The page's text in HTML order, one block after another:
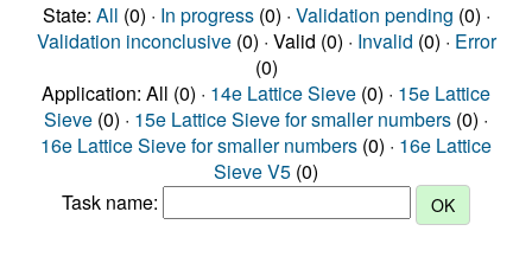
State: All (0) · In progress(0) · Validation pending (0) ·
Validation inconclusive(0) · Valid (0) · Invalid (0) · Error
(0)
Application: All (0) · 14e Lattice Sieve (0) · 15e Lattice
Sieve (0) · 15e Lattice Sieve for smaller numbers (0) ·
16e Lattice Sieve for smaller numbers (0) · 16e Lattice
Sieve V5 (0)
Task name: